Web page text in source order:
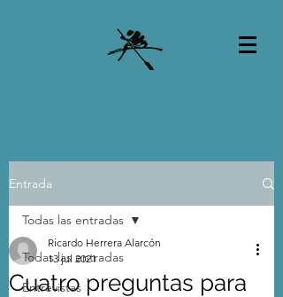
Entrada
Todas las entradas
Entrevistas
Todas las entradas
Cuatro preguntas para
Ricardo Herrera Alarcón
13 jul 2021